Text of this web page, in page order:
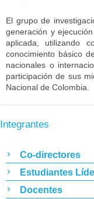
El grupo de
generación y
aplicada, utilizando
conocimiento básico
nacionales o
participación de sus
Nacional de Colombia.
Integrantes
Co-directores
Estudiantes
Docentes